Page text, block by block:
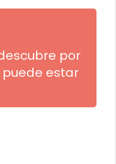
por
puede estar